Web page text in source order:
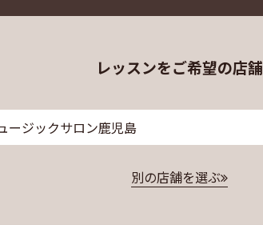
レッスンをご希望の店舗
ージックサロン鹿児島
別の店舗を選ぶ